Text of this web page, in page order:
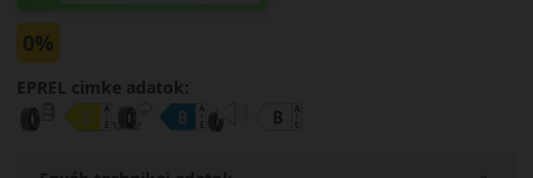
0%
EPREL cimke adatok: